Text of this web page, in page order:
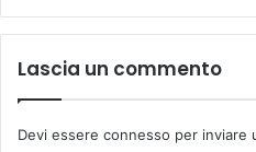
Lascia un commento
Devi essere connesso per inviare